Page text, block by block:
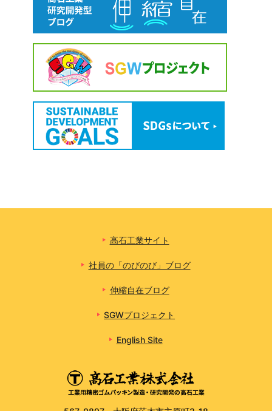
高石工業サイト
社員の「のびのび」ブログ
伸縮自在ブログ
SGWプロジェクト
English Site